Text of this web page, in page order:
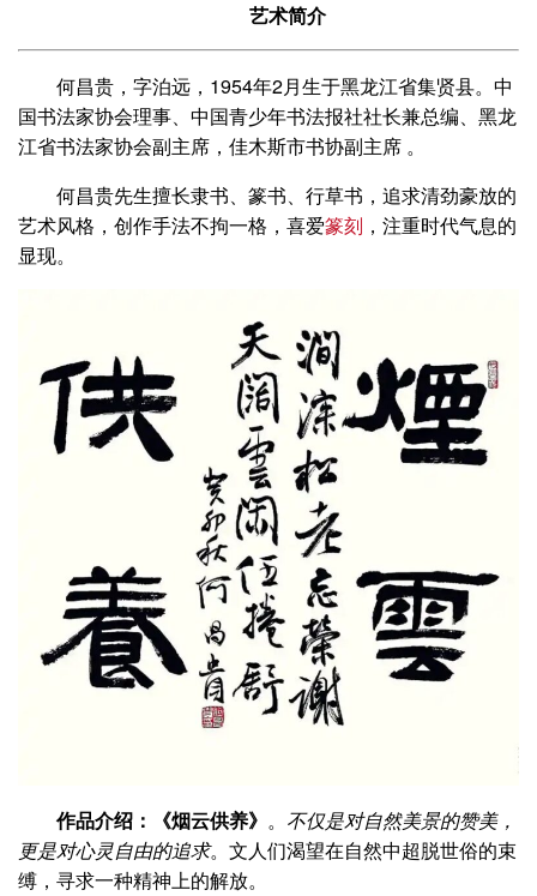
艺术简介
何昌贵，字泊远，1954年2月生于黑龙江省集贤县。中
国书法家协会理事、中国青少年书法报社社长兼总编、黑龙
江省书法家协会副主席，佳木斯市书协副主席 。
何昌贵先生擅长隶书、篆书、行草书，追求清劲豪放的
艺术风格，创作手法不拘一格，喜爱篆刻 ，注重时代气息的
显现。
作品介绍：《烟云供养》 。 不仅是对自然美景的赞美，
更是对心灵自由的追求。文人们渴望在自然中超脱世俗的束
缚，寻求一种精神上的解放。